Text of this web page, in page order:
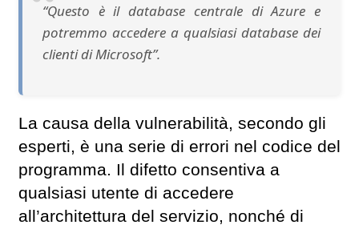
“Questo è il database centrale di Azure e
potremmo accedere a qualsiasi database dei
clienti di Microsoft”.
La causa della vulnerabilità, secondo gli
esperti, è una serie di errori nel codice del
programma. Il difetto consentiva a
qualsiasi utente di accedere
all’architettura del servizio, nonché di